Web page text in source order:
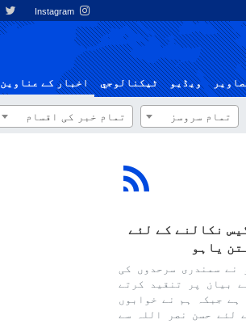
Instagram
ویڈیو ٹيكنالوجي اخبار کے عناوین
تمام سروسز تمام خبر کی اقسام
نکالنے کے لئے
یاہو
نے سمندری سرحدوں کی
بیان پر تنقید کرتے
ہے جبکہ ہم نے خوابوں
لئے حسن نصر اللہ سے